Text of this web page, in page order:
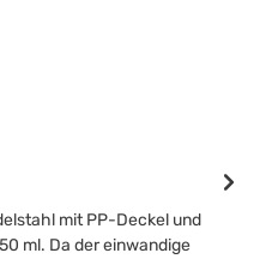
mit PP-Deckel und
ml. Da der einwandige